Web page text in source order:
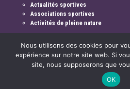
Actualités sportives
Associations sportives
Activités de pleine nature
Mentions légales &
Nous utilisons des cookies pour
expérience sur notre site web. Si
site, nous supposerons que
OK